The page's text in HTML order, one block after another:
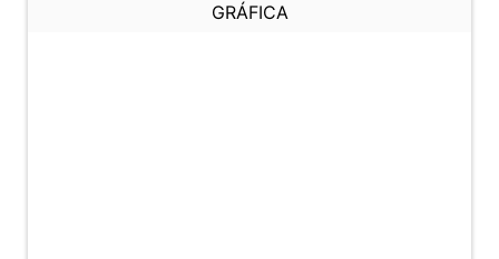
GRÁFICA